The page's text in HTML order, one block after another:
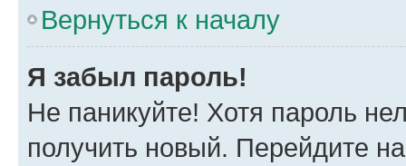
Вернуться к началу
Я забыл пароль!
Не паникуйте! Хотя пароль
получить новый. Перейдите